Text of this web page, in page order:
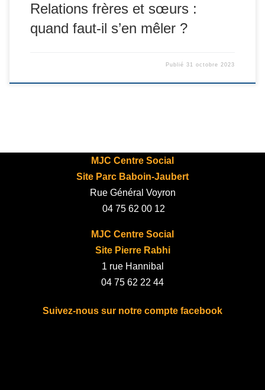
Relations frères et sœurs :
quand faut-il s’en mêler ?
Publié31 octobre 2023
MJC Centre Social
Site Parc Baboin-Jaubert
Rue Général Voyron
04 75 62 00 12
MJC Centre Social
Site Pierre Rabhi
1 rue Hannibal
04 75 62 22 44
Suivez-nous sur notre compte facebook